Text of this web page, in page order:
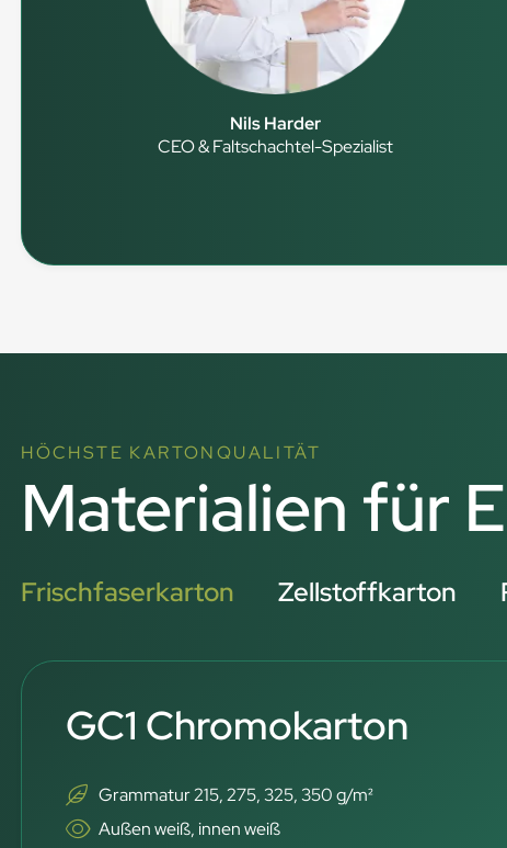
Nils Harder
CEO & Faltschachtel-Spezialist
HÖCHSTE KARTONQUALITÄT
Materialien für
Frischfaserkarton Zellstoffkarton
GC1 Chromokarton
Grammatur 215, 275, 325, 350 g/m²
Außen weiß, innen weiß